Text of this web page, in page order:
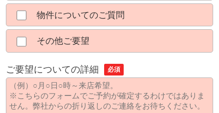
物件についてのご質問
その他ご要望
ご要望についての詳細 必須